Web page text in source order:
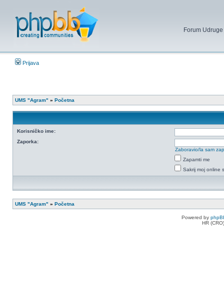
Forum
Prijava
UMS "Agram" » Početna
Korisničko ime:
Zaporka:
Zaboravio/la sam
Zapamti me
Sakrij moj online
UMS "Agram" » Početna
Powered by
HR